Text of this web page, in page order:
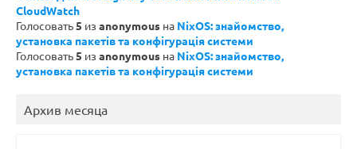
CloudWatch
Голосовать5 из anonymous на NixOS: знайомство,
установка пакетів та конфігурація системи
Голосовать5 из anonymous на NixOS: знайомство,
установка пакетів та конфігурація системи
Архив месяца